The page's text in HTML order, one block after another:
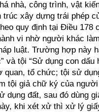
nhà, công trình, vật
trúc xây dựng trái phép
quy định tại Điều 178
vi nhờ người khác
luật. Trường hợp này
và tội “Sử dụng con
quan, tổ chức; tội sử
tội giả chữ ký của
dụng đất, sau đó dùng
khi xét xử thì xử lý